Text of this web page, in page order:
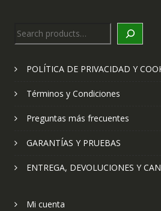
Search
POLÍTICA DE PRIVACIDAD Y
Términos y Condiciones
Preguntas más frecuentes
GARANTÍAS Y PRUEBAS
ENTREGA, DEVOLUCIONES Y
Mi cuenta